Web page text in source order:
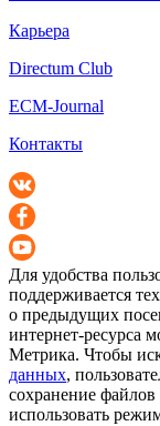
Карьера
Directum Club
ECM-Journal
Контакты
Для удобства
поддерживается
о предыдущих
интернет-ресурса
Метрика. Чтобы
данных,
сохранение
использовать